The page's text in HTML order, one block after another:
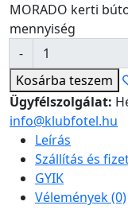
MORADO kerti
mennyiség
Kosárba teszem
Ügyfélszolgálat:
info@klubfotel.hu
Leírás
Szállítás és
GYIK
Vélemények (0)